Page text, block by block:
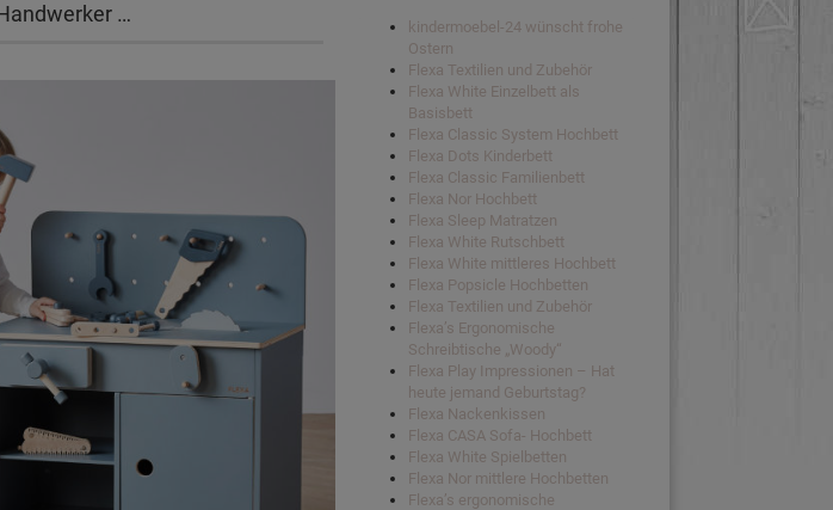
…
kindermoebel-24 wünscht frohe
Ostern
Flexa Textilien und Zubehör
Flexa White Einzelbett als
Basisbett
Flexa Classic System Hochbett
Flexa Dots Kinderbett
Flexa Classic Familienbett
Flexa Nor Hochbett
Flexa Sleep Matratzen
Flexa White Rutschbett
Flexa White mittleres Hochbett
Flexa Popsicle Hochbetten
Flexa Textilien und Zubehör
Flexa’s Ergonomische
Schreibtische „Woody“
Flexa Play Impressionen – Hat
heute jemand Geburtstag?
Flexa Nackenkissen
Flexa CASA Sofa- Hochbett
Flexa White Spielbetten
Flexa Nor mittlere Hochbetten
Flexa’s ergonomische